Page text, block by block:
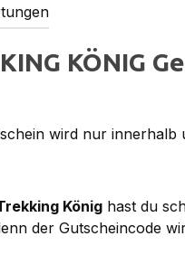
KÖNIG
wird nur
König hast du
der Gutscheincode